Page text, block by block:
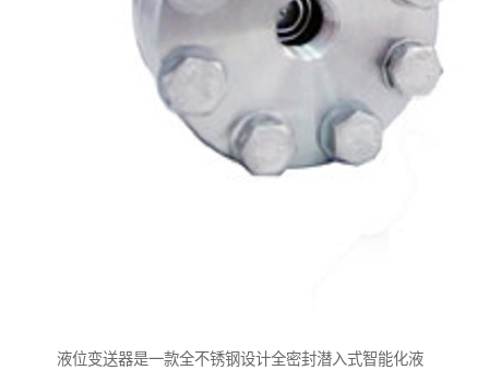
液位变送器是一款全不锈钢设计全密封潜入式智能化液